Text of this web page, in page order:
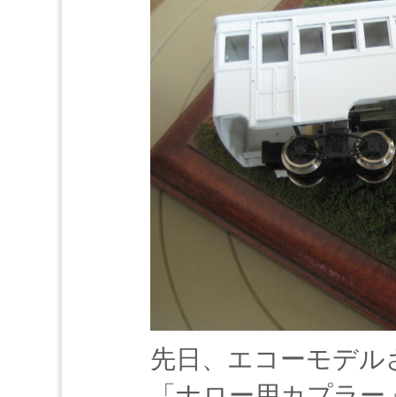
先日、エコーモデ